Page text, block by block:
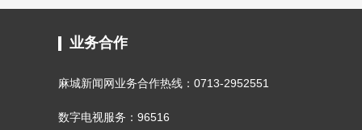
业务合作
麻城新闻网业务合作热线：0713-2952551
数字电视服务：96516